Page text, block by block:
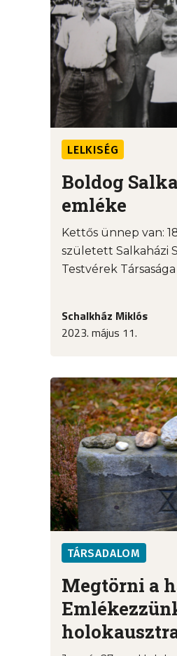
LELKISÉG
Boldog
emléke
Kettős ünnep van:
született Salkaházi
Testvérek
Schalkház Miklós
2023. május 11.
TÁRSADALOM
Megtörni a